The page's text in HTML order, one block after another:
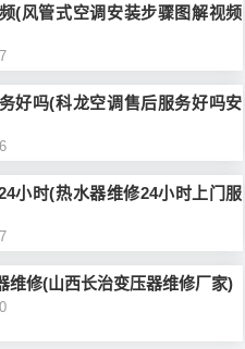
(风管式空调安装步骤图解视频
好吗(科龙空调售后服务好吗安
小时(热水器维修24小时上门服
维修(山西长治变压器维修厂家)